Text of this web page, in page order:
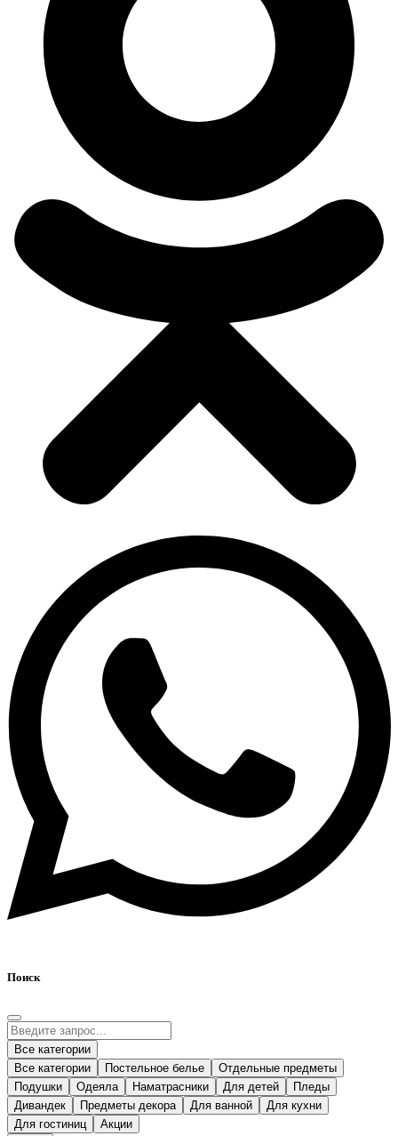
Поиск
Все категории
Все категории
Постельное белье
Отдельные предметы
Подушки
Одеяла Наматрасники Для детей
Пледы
Дивандек
Предметы декора Для ванной
Для кухни
Для гостиниц
Акции